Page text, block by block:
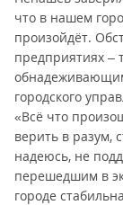
что в нашем
произойдёт.
предприятиях –
городского
«Всё что
верить в разум,
надеюсь, не
перешедшим в
городе